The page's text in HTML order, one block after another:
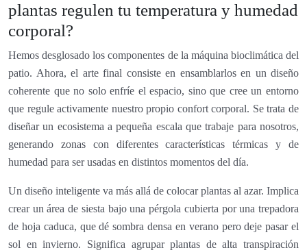
plantas regulen tu temperatura y humedad
corporal?
Hemos desglosado los componentes de la máquina bioclimática del
patio. Ahora, el arte final consiste en ensamblarlos en un diseño
coherente que no solo enfríe el espacio, sino que cree un entorno
que regule activamente nuestro propio confort corporal. Se trata de
diseñar un ecosistema a pequeña escala que trabaje para nosotros,
generando zonas con diferentes características térmicas y de
humedad para ser usadas en distintos momentos del día.
Un diseño inteligente va más allá de colocar plantas al azar. Implica
crear un área de siesta bajo una pérgola cubierta por una trepadora
de hoja caduca, que dé sombra densa en verano pero deje pasar el
sol en invierno. Significa agrupar plantas de alta transpiración